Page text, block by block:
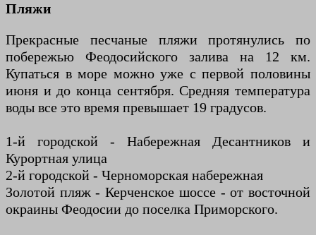
Пляжи
Прекрасные песчаные пляжи протянулись по
побережью Феодосийского залива на 12 км.
Купаться в море можно уже с первой половины
июня и до конца сентября. Средняя температура
воды все это время превышает 19 градусов.
1-й городской - Набережная Десантников и
Курортная улица
2-й городской - Черноморская набережная
Золотой пляж - Керченское шоссе - от восточной
окраины Феодосии до поселка Приморского.